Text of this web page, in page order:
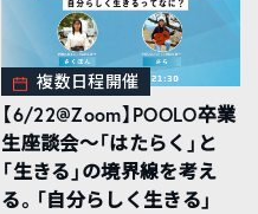
複数日程開催
【6/22@Zoom】POOLO卒業
生座談会〜「はたらく」と
「生きる」の境界線を考え
る。「自分らしく生きる」